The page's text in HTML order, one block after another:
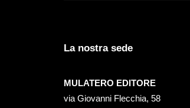
La nostra sede
MULATERO EDITORE
via Giovanni Flecchia, 58